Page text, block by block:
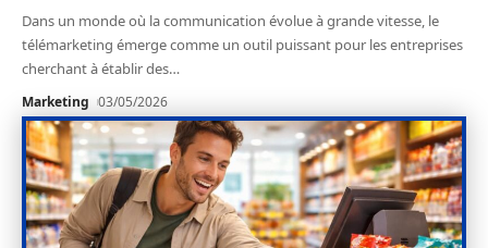
Dans un monde où la communication évolue à grande vitesse, le
télémarketing émerge comme un outil puissant pour les entreprises
cherchant à établir des…
Marketing 03/05/2026